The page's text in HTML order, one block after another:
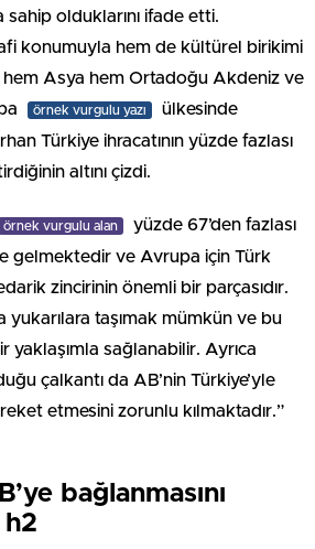
sahip olduklarını ifade etti.
konumuyla hem de kültürel birikimi
Asya hem Ortadoğu Akdeniz ve
örnek vurgulu yazı
ülkesinde
Türkiye ihracatının yüzde fazlası
altını çizdi.
örnek vurgulu alan
yüzde 67’den fazlası
gelmektedir ve Avrupa için Türk
zincirinin önemli bir parçasıdır.
yukarılara taşımak mümkün ve bu
yaklaşımla sağlanabilir. Ayrıca
çalkantı da AB’nin Türkiye’yle
etmesini zorunlu kılmaktadır.”
bağlanmasını